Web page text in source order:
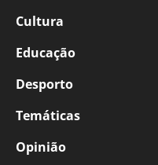
Cultura
Educação
Desporto
Temáticas
Opinião